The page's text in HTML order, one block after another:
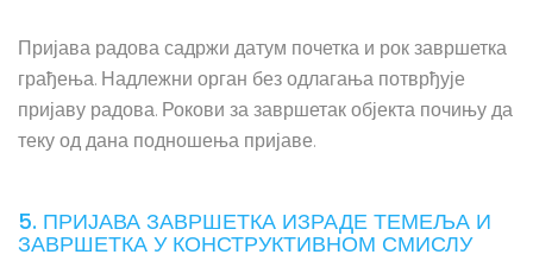
Пријава радова садржи датум почетка и рок завршетка
грађења. Надлежни орган без одлагања потврђује
пријаву радова. Рокови за завршетак објекта почињу да
теку од дана подношења пријаве.
5. ПРИЈАВА ЗАВРШЕТКА ИЗРАДЕ ТЕМЕЉА И
ЗАВРШЕТКА У КОНСТРУКТИВНОМ СМИСЛУ